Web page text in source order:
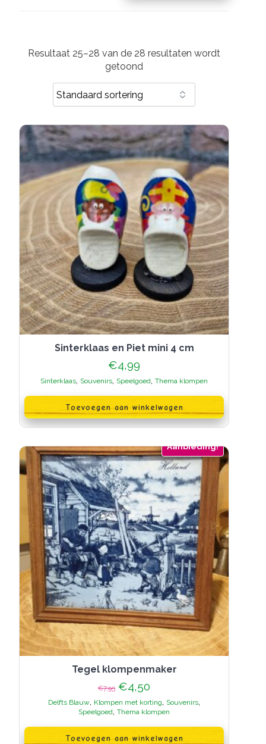
Resultaat 25–28 van de 28 resultaten wordt
getoond
Sinterklaas en Piet mini 4 cm
€4,99
Sinterklaas, Souvenirs, Speelgoed, Thema klompen
Toevoegen aan winkelwagen
Aanbieding!
Tegel klompenmaker
€7,95 Oorspronkelijke
prijs
was:
€4,50
prijs
is:
€4,50.
Delfts Blauw, Klompen met korting, Souvenirs,
Speelgoed, Thema klompen
Toevoegen aan winkelwagen